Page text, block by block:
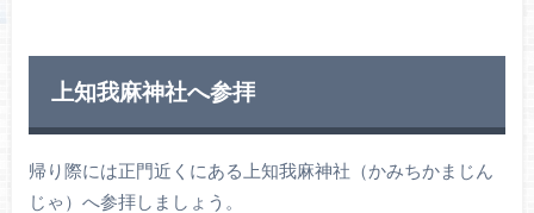
上知我麻神社へ参拝
帰り際には正門近くにある上知我麻神社（かみちかまじん
じゃ）へ参拝しましょう。